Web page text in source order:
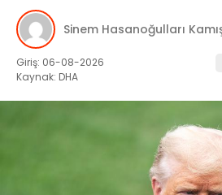
Sinem Hasanoğulları
Giriş: 06-08-2026
Kaynak: DHA